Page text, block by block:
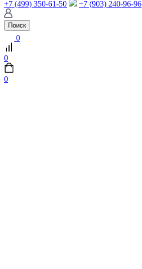
+7 (499) 350-61-50 +7 (903) 240-96-96
Поиск
0
0
0